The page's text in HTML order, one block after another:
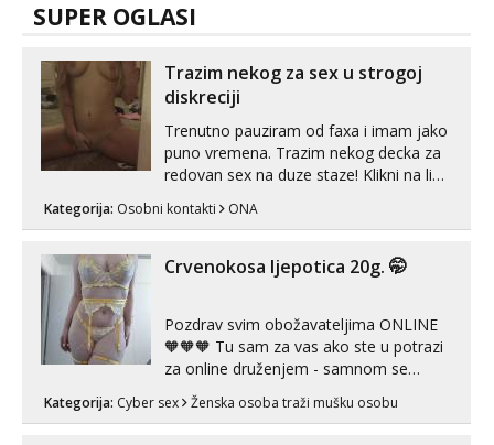
SUPER OGLASI
Trazim nekog za sex u strogoj
diskreciji
Trenutno pauziram od faxa i imam jako
puno vremena. Trazim nekog decka za
redovan sex na duze staze! Klikni na link
Kategorija: Osobni kontakti ONA
Crvenokosa ljepotica 20g. 🤭
Pozdrav svim obožavateljima ONLINE
🧡🧡🧡 Tu sam za vas ako ste u potrazi
za online druženjem - samnom se
možete zabaviti preko videopoziva, ili
ako vam nisam dovoljna radim i u paru i
Kategorija: Cyber sex Ženska osoba traži mušku osobu